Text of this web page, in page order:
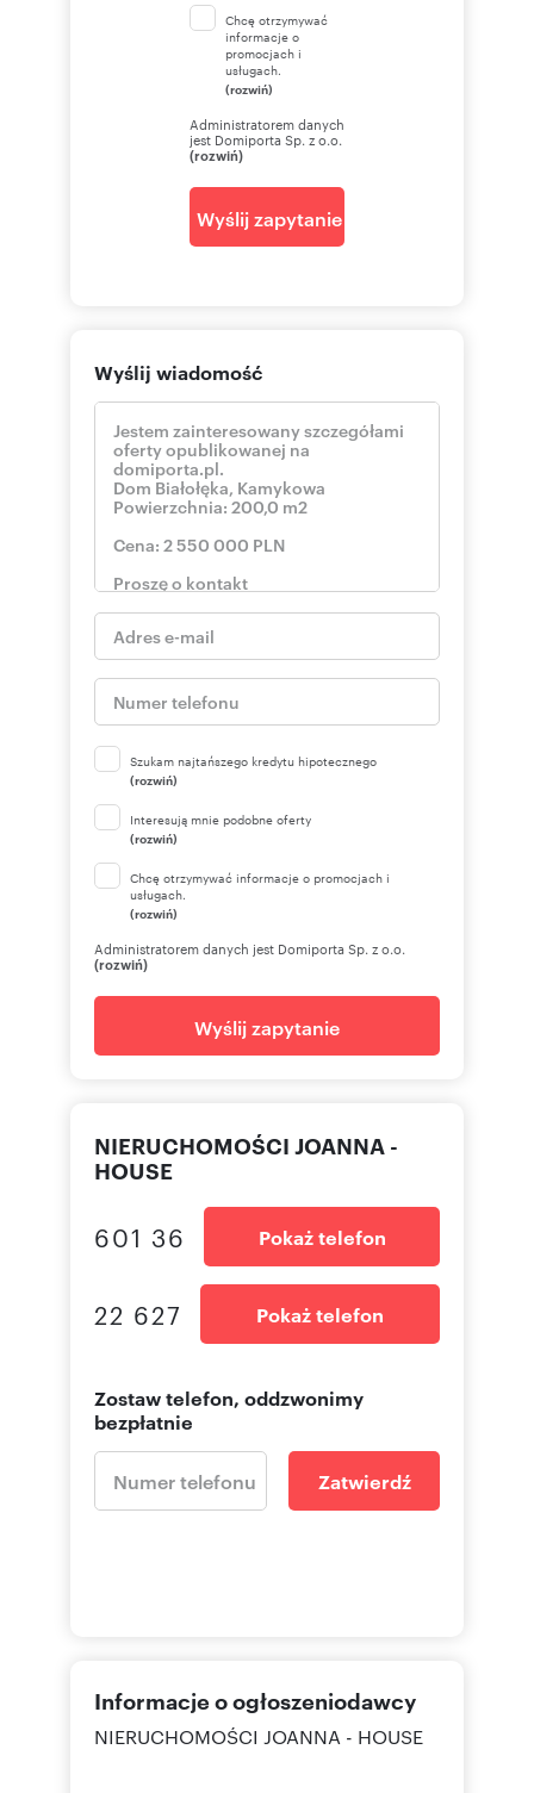
Chcę otrzymywać
informacje o
promocjach i
usługach.
(rozwiń)
Administratorem danych
jest Domiporta Sp. z o.o.
(rozwiń)
Wyślij zapytanie
Wyślij wiadomość
Szukam najtańszego kredytu hipotecznego
(rozwiń)
Interesują mnie podobne oferty
(rozwiń)
Chcę otrzymywać informacje o promocjach i
usługach.
(rozwiń)
Administratorem danych jest Domiporta Sp. z o.o.
(rozwiń)
Wyślij zapytanie
NIERUCHOMOŚCI JOANNA -
HOUSE
601 36 Pokaż telefon
22 627 Pokaż telefon
Zostaw telefon, oddzwonimy
bezpłatnie
Zatwierdź
Informacje o ogłoszeniodawcy
NIERUCHOMOŚCI JOANNA - HOUSE